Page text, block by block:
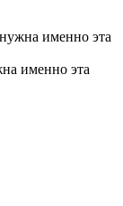
именно эта
именно эта